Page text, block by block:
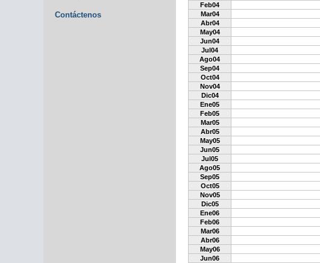
Contáctenos
Feb04
Mar04
Abr04
May04
Jun04
Jul04
Ago04
Sep04
Oct04
Nov04
Dic04
Ene05
Feb05
Mar05
Abr05
May05
Jun05
Jul05
Ago05
Sep05
Oct05
Nov05
Dic05
Ene06
Feb06
Mar06
Abr06
May06
Jun06